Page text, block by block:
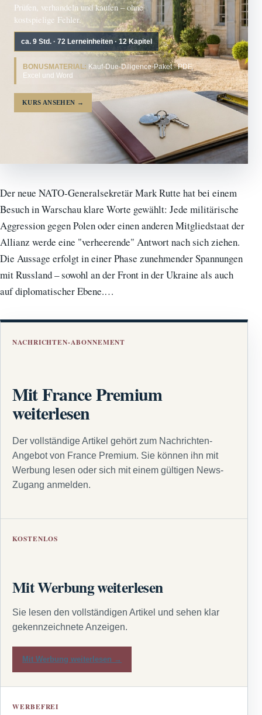
Prüfen, verhandeln und kaufen – ohne
kostspielige Fehler.
ca. 9 Std. · 72 Lerneinheiten · 12 Kapitel
BONUSMATERIAL: Kauf-Due-Diligence-Paket · PDF,
Excel und Word
KURS ANSEHEN →
Der neue NATO-Generalsekretär Mark Rutte hat bei einem
Besuch in Warschau klare Worte gewählt: Jede militärische
Aggression gegen Polen oder einen anderen Mitgliedstaat der
Allianz werde eine "verheerende" Antwort nach sich ziehen.
Die Aussage erfolgt in einer Phase zunehmender Spannungen
mit Russland – sowohl an der Front in der Ukraine als auch
auf diplomatischer Ebene.…
NACHRICHTEN-ABONNEMENT
Mit France Premium
weiterlesen
Der vollständige Artikel gehört zum Nachrichten-
Angebot von France Premium. Sie können ihn mit
Werbung lesen oder sich mit einem gültigen News-
Zugang anmelden.
KOSTENLOS
Mit Werbung weiterlesen
Sie lesen den vollständigen Artikel und sehen klar
gekennzeichnete Anzeigen.
Mit Werbung weiterlesen →
WERBEFREI